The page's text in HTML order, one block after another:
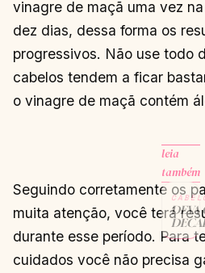
vinagre de maçã uma vez
dez dias, dessa forma os
progressivos. Não use todo
cabelos tendem a ficar
o vinagre de maçã contém
leia
também
DEVA
LENDO
Seguindo corretamente os
muita atenção, você terá
durante esse período. Para
cuidados você não precisa